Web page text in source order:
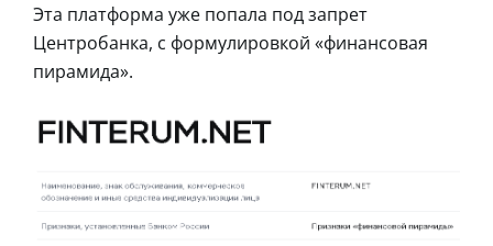
Эта платформа уже попала под запрет
Центробанка, с формулировкой «финансовая
пирамида».